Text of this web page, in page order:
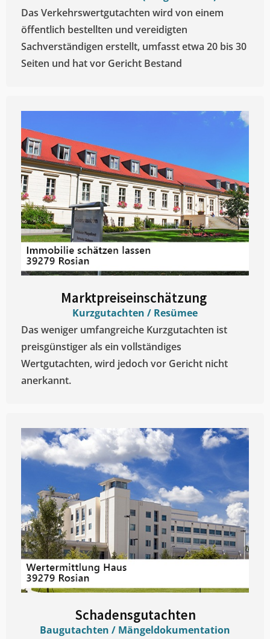
Das Verkehrswertgutachten wird von einem
öffentlich bestellten und vereidigten
Sachverständigen erstellt, umfasst etwa 20 bis 30
Seiten und hat vor Gericht Bestand
Marktpreiseinschätzung ​
Kurzgutachten / Resümee
Das weniger umfangreiche Kurzgutachten ist
preisgünstiger als ein vollständiges
Wertgutachten, wird jedoch vor Gericht nicht
anerkannt.
Schadensgutachten
Baugutachten / Mängeldokumentation